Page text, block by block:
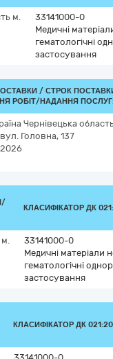
м.
33141000-0
Медичні
гематологічні
застосування
/ СТРОК
РОБІТ/НАДАННЯ
Чернівецька
вул. Головна, 137
КЛАСИФІКАТОР ДК
м.
33141000-0
Медичні матеріали
гематологічні
застосування
КЛАСИФІКАТОР ДК